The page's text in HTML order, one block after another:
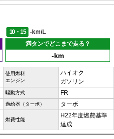
10・15
-km/L
満タンでどこまで走る？
-km
使用燃料
エンジン
ハイオク
ガソリン
駆動方式 FR
過給器（ターボ） ターボ
燃費性能
H22年度燃費基準
達成